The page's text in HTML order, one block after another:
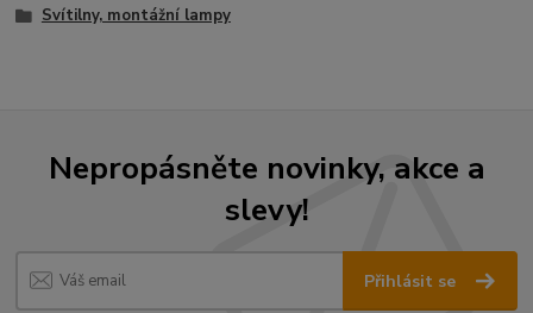
Svítilny, montážní lampy
Nepropásněte novinky, akce a
slevy!
Přihlásit se